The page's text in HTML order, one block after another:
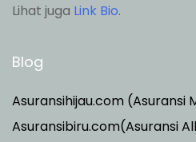
Lihat juga Link Bio.
Blog
Asuransihijau.com (Asuransi
Asuransibiru.com(Asuransi